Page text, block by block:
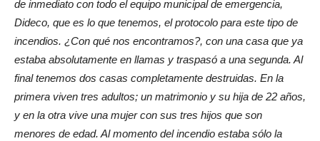
de inmediato con todo el equipo municipal de emergencia,
Dideco, que es lo que tenemos, el protocolo para este tipo de
incendios. ¿Con qué nos encontramos?, con una casa que ya
estaba absolutamente en llamas y traspasó a una segunda. Al
final tenemos dos casas completamente destruidas. En la
primera viven tres adultos; un matrimonio y su hija de 22 años,
y en la otra vive una mujer con sus tres hijos que son
menores de edad. Al momento del incendio estaba sólo la